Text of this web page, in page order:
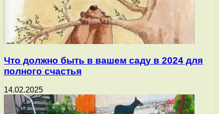
Что должно быть в вашем саду в 2024 для
полного счастья
14.02.2025